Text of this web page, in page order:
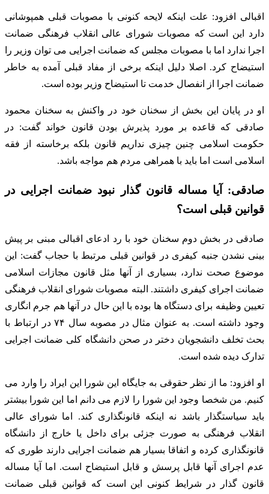
اقبالی افزود: علت اینکه لایحه کنونی با مصوبات قبلی همپوشانی
دارد این است که مصوبات شورای عالی انقلاب فرهنگی ضمانت
اجرا ندارد اما با مصوبات مجلس که ضمانت اجرایی می توان وزیر را
استیضاح کرد. اصلا دلیل اینکه برخی از مفاد قبلی آمده به خاطر
ضمانت اجرا از انفصال خدمت تا استیضاح وزیر بوده است.
او در پایان این بخش از سخنان خود در واکنش به سخنان محمود
صادقی که قاعده بر مورد پذیرش بودن قانون خواند گفت: در
حکومت اسلامی چنین چیزی نداریم قانون بلکه برخاسته از فقه
اسلامی است اما باید با همراهی مردم هم مواجه باشد.
صادقی: آیا مساله قانون گذار نبود ضمانت اجرایی در
قوانین قبلی است؟
صادقی در بخش دوم سخنان خود با رد ادعای اقبالی مبنی بر پیش
بینی نشدن جنبه کیفری در قوانین قبلی مرتبط با حجاب گفت: این
موضوع صحت ندارد، بسیاری از آنها مثل قانون مجازات اسلامی
ضمانت اجرای کیفری داشتند. البته مصوبات شورای انقلاب فرهنگی
تعیین وظیفه برای دستگاه ها بوده با این حال در آنها هم جرم انگاری
وجود داشته است. به عنوان مثال در مصوبه سال ۷۴ در ارتباط با
بحث تخلف دانشجویان دختر در صحن دانشگاه کلی ضمانت اجرایی
تدارک دیده شده است.
او افزود: ما از نظر حقوقی به جایگاه این شورا این ایراد را وارد می
کنیم. من شخصا وجود این شورا را لازم می دانم اما این شورا بیشتر
باید سیاستگذار باشد نه اینکه قانونگذاری کند. اما شورای عالی
انقلاب فرهنگی به صورت جزئی برای داخل یا خارج از دانشگاه
قانونگذاری کرده و اتفاقا بسیار هم ضمانت اجرایی دارند طوری که
عدم اجرای آنها قابل پرسش و قابل استیضاح است. اما آیا مساله
قانون گذار در شرایط کنونی این است که قوانین قبلی ضمانت